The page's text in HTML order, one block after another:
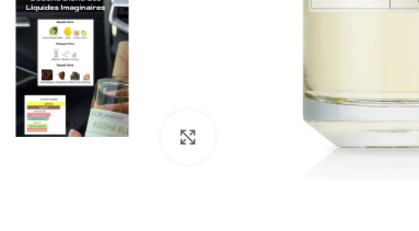
Натисніть, щоб збільшити